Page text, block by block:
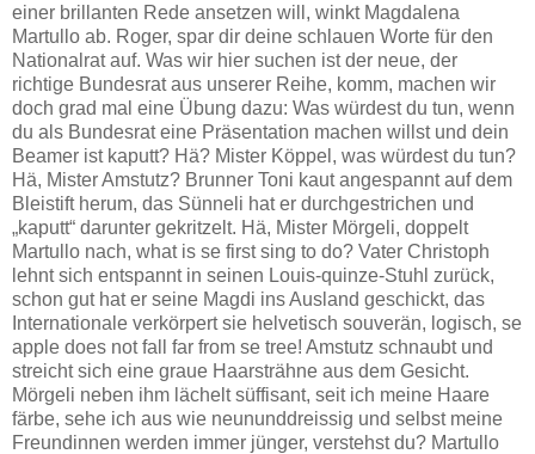
einer brillanten Rede ansetzen will, winkt Magdalena
Martullo ab. Roger, spar dir deine schlauen Worte für den
Nationalrat auf. Was wir hier suchen ist der neue, der
richtige Bundesrat aus unserer Reihe, komm, machen wir
doch grad mal eine Übung dazu: Was würdest du tun, wenn
du als Bundesrat eine Präsentation machen willst und dein
Beamer ist kaputt? Hä? Mister Köppel, was würdest du tun?
Hä, Mister Amstutz? Brunner Toni kaut angespannt auf dem
Bleistift herum, das Sünneli hat er durchgestrichen und
„kaputt“ darunter gekritzelt. Hä, Mister Mörgeli, doppelt
Martullo nach, what is se first sing to do? Vater Christoph
lehnt sich entspannt in seinen Louis-quinze-Stuhl zurück,
schon gut hat er seine Magdi ins Ausland geschickt, das
Internationale verkörpert sie helvetisch souverän, logisch, se
apple does not fall far from se tree! Amstutz schnaubt und
streicht sich eine graue Haarsträhne aus dem Gesicht.
Mörgeli neben ihm lächelt süffisant, seit ich meine Haare
färbe, sehe ich aus wie neununddreissig und selbst meine
Freundinnen werden immer jünger, verstehst du? Martullo